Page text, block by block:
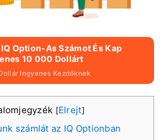
Option-As Számot És Kap
10 000 Dollárt
Ingyenes Kezdőknek
[Elrejt]
számlát az IQ Optionban